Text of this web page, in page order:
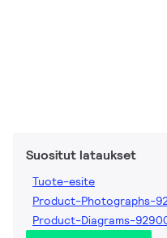
Suositut lataukset
Tuote-esite
Product-Photographs-
Product-Diagrams-